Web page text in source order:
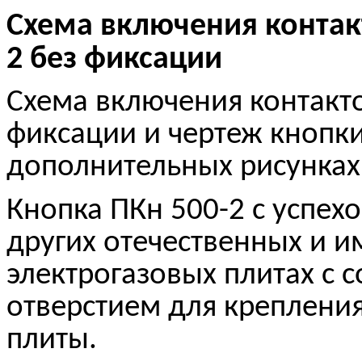
Схема включения
2 без фиксации
Схема включения
фиксации и чертеж
дополнительных
Кнопка ПКн 500-2 с
других отечественных и
электрогазовых плитах
отверстием для
плиты.